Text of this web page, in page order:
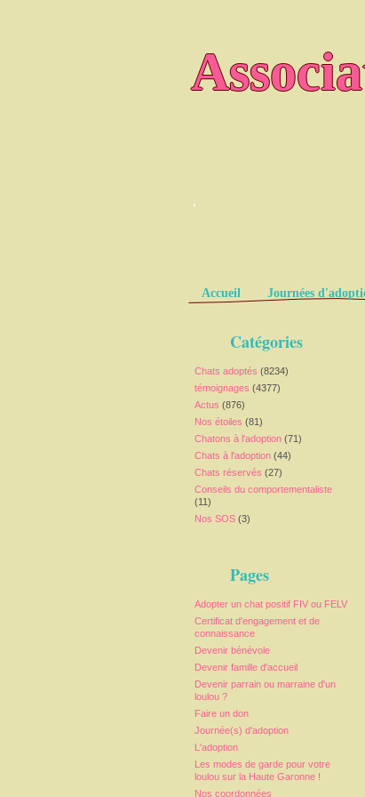
.
Pages
Accueil Journées
Catégories
Chats adoptés (8234)
témoignages (4377)
Actus (876)
Nos étoiles (81)
Chatons à l'adoption (71)
Chats à l'adoption (44)
Chats réservés (27)
Conseils du comportementaliste
(11)
Nos SOS (3)
Pages
Adopter un chat positif FIV ou FELV
Certificat d'engagement et de
connaissance
Devenir bénévole
Devenir famille d'accueil
Devenir parrain ou marraine d'un
loulou ?
Faire un don
Journée(s) d'adoption
L'adoption
Les modes de garde pour votre
loulou sur la Haute Garonne !
Nos coordonnées